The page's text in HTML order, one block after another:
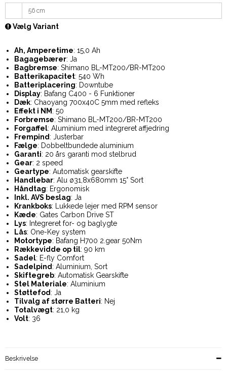
56 cm
Vælg Variant
Ah, Amperetime: 15,0 Ah
Bagagebærer: Ja
Bagbremse: Shimano BL-MT200/BR-MT200
Batterikapacitet: 540 Wh
Batteriplacering: Downtube
Display: Bafang C400 - 6 Funktioner
Dæk: Chaoyang 700x40C 5mm med refleks
Effekt i NM : 50
Forbremse: Shimano BL-MT200/BR-MT200
Forgaffel: Aluminium med integreret affjedring
Frempind: Justerbar
Fælge: Dobbeltbundede aluminium
Garanti: 20 års garanti mod stelbrud
Gear: 2 speed
Geartype: Automatisk gearskifte
Handlebar: Alu ø31,8x680mm 15° Sort
Håndtag: Ergonomisk
Inkl. AVS beslag: Ja
Krankboks: Lukkede lejer med RPM sensor
Kæde: Gates Carbon Drive ST
Lys: Integreret for- og baglygte
Lås: One-Key system
Motortype: Bafang H700 2.gear 50Nm
Rækkevidde op til: 90 km
Sadel: E-fly Comfort
Sadelpind: Aluminium, Sort
Skiftegreb: Automatisk Gearskifte
Stel Materiale: Aluminium
Støttefod: Ja
Tilvalg af større Batteri: Nej
Totalvægt: 21,0 kg
Volt: 36
Beskrivelse